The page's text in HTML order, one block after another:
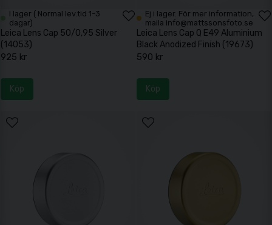
I lager ( Normal lev.tid 1-3
dagar)
Leica Lens Cap 50/0,95 Silver
(14053)
925 kr
Köp
Ej i lager. För mer information,
maila info@mattssonsfoto.se
Leica Lens Cap Q E49 Aluminium
Black Anodized Finish (19673)
590 kr
Köp